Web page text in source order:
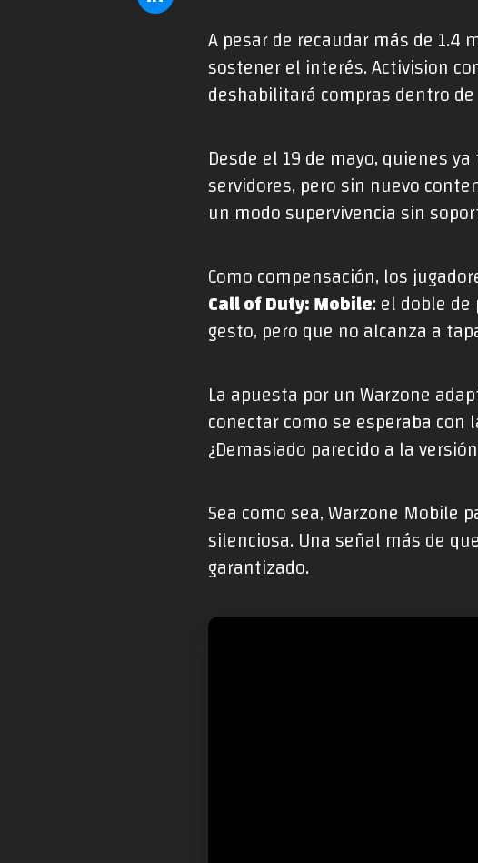
A pesar de recaudar más de
sostener el interés. Activision
deshabilitará compras dentro
Desde el 19 de mayo, quienes
servidores, pero sin nuevo
un modo supervivencia sin
Como compensación, los
Call of Duty: Mobile: el doble
gesto, pero que no alcanza a
La apuesta por un Warzone
conectar como se esperaba
¿Demasiado parecido a la
Sea como sea, Warzone Mobile
silenciosa. Una señal más de
garantizado.